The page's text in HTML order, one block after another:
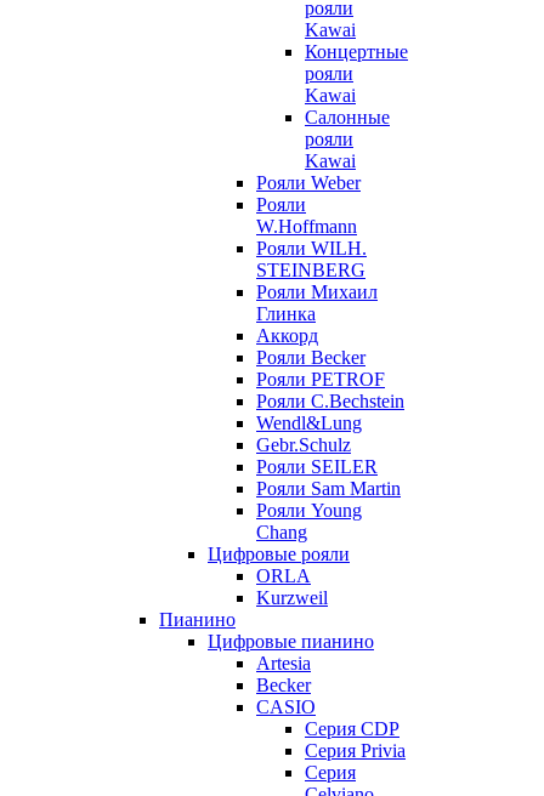
рояли
Kawai
Концертные
рояли
Kawai
Салонные
рояли
Kawai
Рояли Weber
Рояли
W.Hoffmann
Рояли WILH.
STEINBERG
Рояли Михаил
Глинка
Аккорд
Рояли Becker
Рояли PETROF
Рояли C.Bechstein
Wendl&Lung
Gebr.Schulz
Рояли SEILER
Рояли Sam Martin
Рояли Young
Chang
Цифровые рояли
ORLA
Kurzweil
Пианино
Цифровые пианино
Artesia
Becker
CASIO
Серия CDP
Серия Privia
Серия